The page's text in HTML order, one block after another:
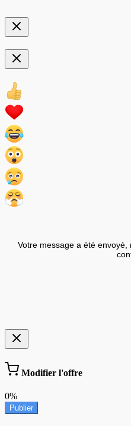
Votre message a été
Modifier l'offre
0%
Publier